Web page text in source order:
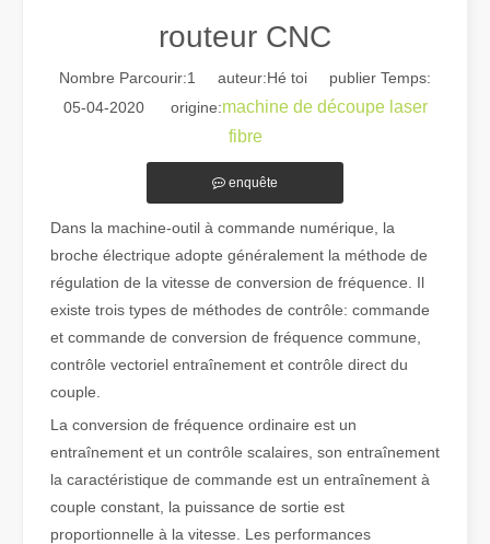
routeur CNC
Nombre Parcourir:1
auteur:Hé toi publier Temps:
05-04-2020 origine:machine de découpe laser
fibre
enquête
Dans la machine-outil à commande numérique, la
broche électrique adopte généralement la méthode de
régulation de la vitesse de conversion de fréquence. Il
existe trois types de méthodes de contrôle: commande
et commande de conversion de fréquence commune,
contrôle vectoriel entraînement et contrôle direct du
couple.
La conversion de fréquence ordinaire est un
entraînement et un contrôle scalaires, son entraînement
la caractéristique de commande est un entraînement à
couple constant, la puissance de sortie est
proportionnelle à la vitesse. Les performances